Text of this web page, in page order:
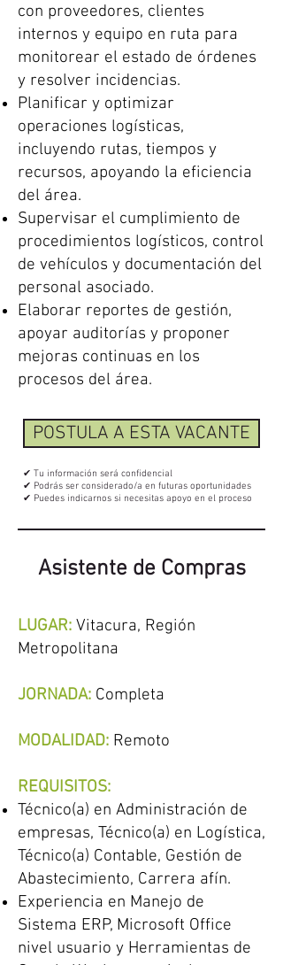
con proveedores, clientes
internos y equipo en ruta para
monitorear el estado de órdenes
y resolver incidencias.
Planificar y optimizar
operaciones logísticas,
incluyendo rutas, tiempos y
recursos, apoyando la eficiencia
del área.
Supervisar el cumplimiento de
procedimientos logísticos, control
de vehículos y documentación del
personal asociado.
Elaborar reportes de gestión,
apoyar auditorías y proponer
mejoras continuas en los
procesos del área.
POSTULA A ESTA VACANTE
✔ Tu información será confidencial
✔ Podrás ser considerado/a en futuras oportunidades
✔ Puedes indicarnos si necesitas apoyo en el proceso
Asistente de Compras
LUGAR: Vitacura, Región
Metropolitana
JORNADA: Completa
MODALIDAD: Remoto
REQUISITOS:
Técnico(a) en Administración de
empresas, Técnico(a) en Logística,
Técnico(a) Contable, Gestión de
Abastecimiento, Carrera afín.
Experiencia en Manejo de
Sistema ERP, Microsoft Office
nivel usuario y Herramientas de